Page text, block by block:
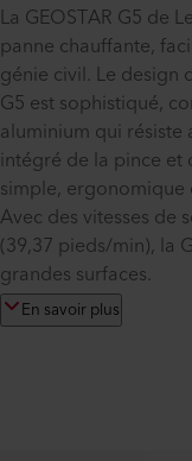
La GEOSTAR G5 de
panne chauffante,
génie civil. Le design
G5 est sophistiqué,
aluminium qui
intégré de la pince
simple, ergonomique
Avec des vitesses de
(39,37 pieds/min), la
grandes surfaces.
En savoir plus